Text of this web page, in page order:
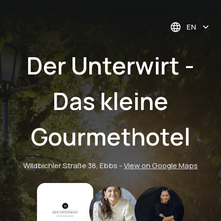
EN
Der Unterwirt -
Das kleine
Gourmethotel
Wildbichler Straße 38, Ebbs -View on Google Maps